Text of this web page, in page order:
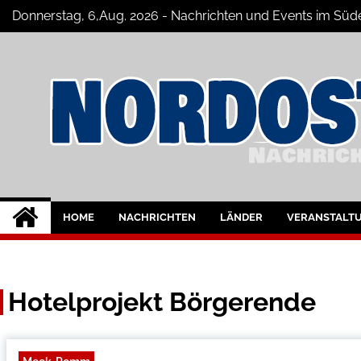
SkipDonnerstag, 6,Aug. 2026 - Nachrichten und Events im
Nord-Ostsee-
Der Blog der Nord-Ostsee Magazine
HOME NACHRICHTEN LÄNDER
Hotelprojekt Börgerende